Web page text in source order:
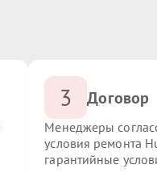
3 Договор
Менеджеры
условия ремонта
гарантийные